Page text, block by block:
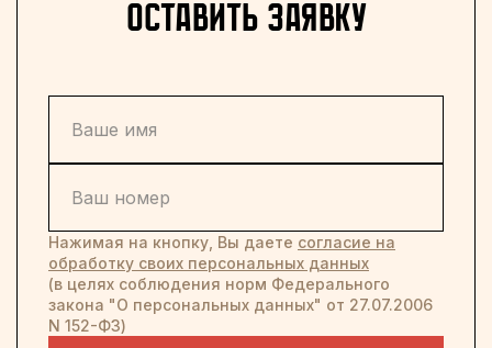
оставить заявку
Нажимая на кнопку, Вы даете согласие на
обработку своих персональных данных
(в целях соблюдения норм Федерального
закона "О персональных данных" от 27.07.2006
N 152-ФЗ)